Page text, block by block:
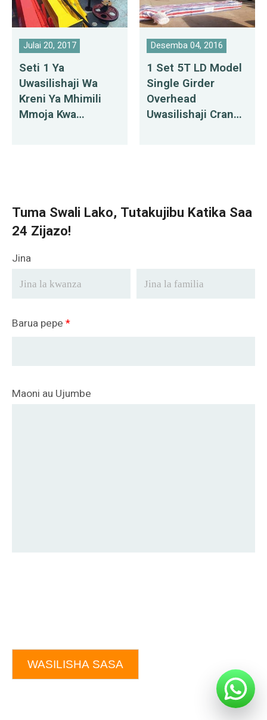
Julai 20, 2017
Seti 1 Ya
Uwasilishaji Wa
Kreni Ya Mhimili
Mmoja Kwa
Desemba 04, 2016
1 Set 5T LD Model
Single Girder
Overhead
Uwasilishaji Crane
Tuma Swali Lako, Tutakujibu Katika Saa
24 Zijazo!
Jina
Barua pepe *
Maoni au Ujumbe
WASILISHA SASA